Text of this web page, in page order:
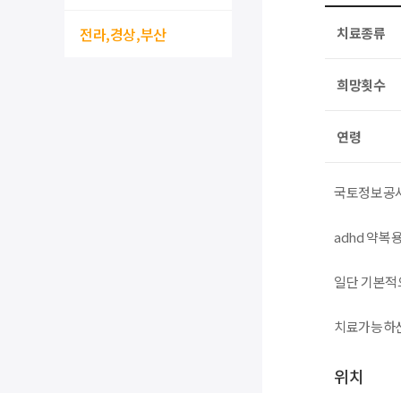
전라,경상,부산 치료종류
희망횟수
연령
국토정보공
adhd 약복
일단 기본
치료가능하
위치